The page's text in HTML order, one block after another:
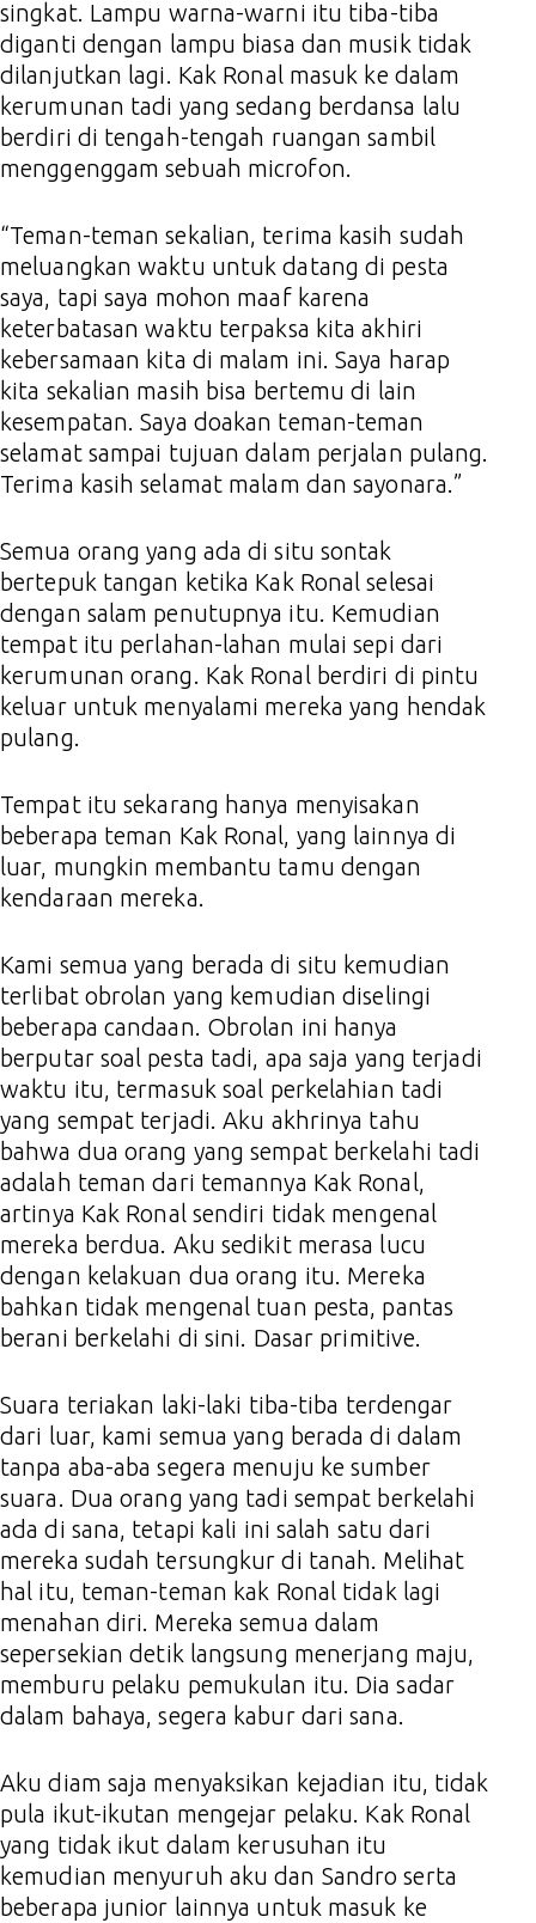
singkat. Lampu warna-warni itu tiba-tiba
diganti dengan lampu biasa dan musik tidak
dilanjutkan lagi. Kak Ronal masuk ke dalam
kerumunan tadi yang sedang berdansa lalu
berdiri di tengah-tengah ruangan sambil
menggenggam sebuah microfon.
“Teman-teman sekalian, terima kasih sudah
meluangkan waktu untuk datang di pesta
saya, tapi saya mohon maaf karena
keterbatasan waktu terpaksa kita akhiri
kebersamaan kita di malam ini. Saya harap
kita sekalian masih bisa bertemu di lain
kesempatan. Saya doakan teman-teman
selamat sampai tujuan dalam perjalan pulang.
Terima kasih selamat malam dan sayonara.”
Semua orang yang ada di situ sontak
bertepuk tangan ketika Kak Ronal selesai
dengan salam penutupnya itu. Kemudian
tempat itu perlahan-lahan mulai sepi dari
kerumunan orang. Kak Ronal berdiri di pintu
keluar untuk menyalami mereka yang hendak
pulang.
Tempat itu sekarang hanya menyisakan
beberapa teman Kak Ronal, yang lainnya di
luar, mungkin membantu tamu dengan
kendaraan mereka.
Kami semua yang berada di situ kemudian
terlibat obrolan yang kemudian diselingi
beberapa candaan. Obrolan ini hanya
berputar soal pesta tadi, apa saja yang terjadi
waktu itu, termasuk soal perkelahian tadi
yang sempat terjadi. Aku akhrinya tahu
bahwa dua orang yang sempat berkelahi tadi
adalah teman dari temannya Kak Ronal,
artinya Kak Ronal sendiri tidak mengenal
mereka berdua. Aku sedikit merasa lucu
dengan kelakuan dua orang itu. Mereka
bahkan tidak mengenal tuan pesta, pantas
berani berkelahi di sini. Dasar primitive.
Suara teriakan laki-laki tiba-tiba terdengar
dari luar, kami semua yang berada di dalam
tanpa aba-aba segera menuju ke sumber
suara. Dua orang yang tadi sempat berkelahi
ada di sana, tetapi kali ini salah satu dari
mereka sudah tersungkur di tanah. Melihat
hal itu, teman-teman kak Ronal tidak lagi
menahan diri. Mereka semua dalam
sepersekian detik langsung menerjang maju,
memburu pelaku pemukulan itu. Dia sadar
dalam bahaya, segera kabur dari sana.
Aku diam saja menyaksikan kejadian itu, tidak
pula ikut-ikutan mengejar pelaku. Kak Ronal
yang tidak ikut dalam kerusuhan itu
kemudian menyuruh aku dan Sandro serta
beberapa junior lainnya untuk masuk ke